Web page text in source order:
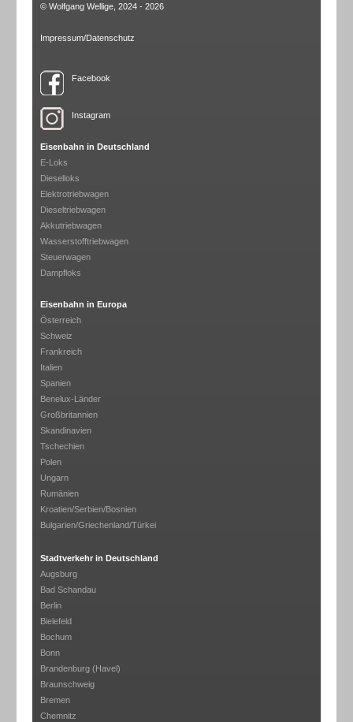
© Wolfgang Wellige, 2024 - 2026
Impressum/Datenschutz
Facebook
Instagram
Eisenbahn in Deutschland
E-Loks
Dieselloks
Elektrotriebwagen
Dieseltriebwagen
Akkutriebwagen
Wasserstofftriebwagen
Steuerwagen
Dampfloks
Eisenbahn in Europa
Österreich
Schweiz
Frankreich
Italien
Spanien
Benelux-Länder
Großbritannien
Skandinavien
Tschechien
Polen
Ungarn
Rumänien
Kroatien/Serbien/Bosnien
Bulgarien/Griechenland/Türkei
Stadtverkehr in Deutschland
Augsburg
Bad Schandau
Berlin
Bielefeld
Bochum
Bonn
Brandenburg (Havel)
Braunschweig
Bremen
Chemnitz